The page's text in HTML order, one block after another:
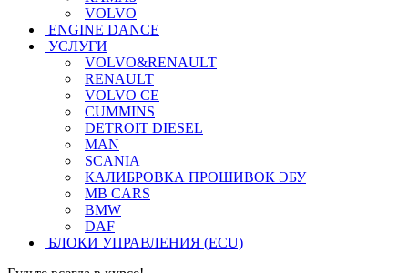
VOLVO
ENGINE DANCE
УСЛУГИ
VOLVO&RENAULT
RENAULT
VOLVO CE
CUMMINS
DETROIT DIESEL
MAN
SCANIA
КАЛИБРОВКА ПРОШИВОК ЭБУ
MB CARS
BMW
DAF
БЛОКИ УПРАВЛЕНИЯ (ECU)